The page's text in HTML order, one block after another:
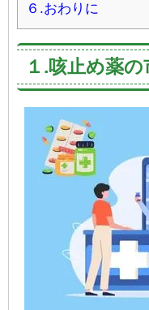
６.おわりに
１.咳止め薬